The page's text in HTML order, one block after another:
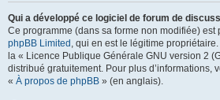
Qui a développé ce logiciel de forum de
Ce programme (dans sa forme non modifiée) est
phpBB Limited , qui en est le légitime
la « Licence Publique Générale GNU version 2
distribué gratuitement. Pour plus d’informations,
« À propos de phpBB » (en anglais).